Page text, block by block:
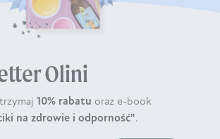
Olini
10% rabatu oraz e-book
na zdrowie i odporność".